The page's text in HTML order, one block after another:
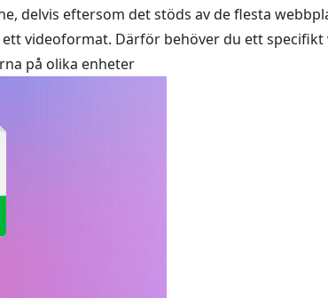
delvis eftersom det stöds av de flesta
videoformat. Därför behöver du ett
på olika enheter